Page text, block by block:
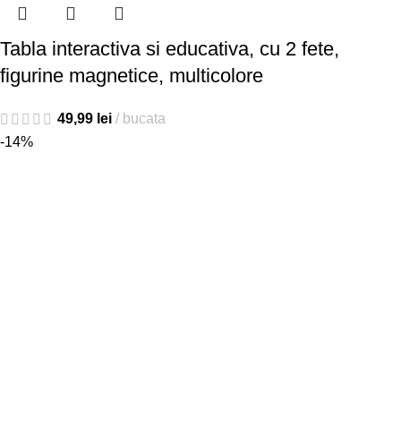
Tabla interactiva si educativa, cu 2 fete,
figurine magnetice, multicolore
49,99 lei
bucata
-14%